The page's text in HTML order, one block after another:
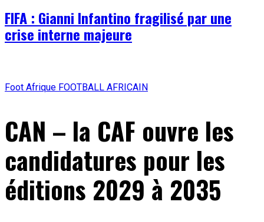
FIFA : Gianni Infantino fragilisé par une
crise interne majeure
Foot Afrique FOOTBALL AFRICAIN
CAN – la CAF ouvre les
candidatures pour les
éditions 2029 à 2035